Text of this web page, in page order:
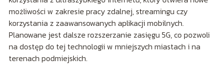
możliwości w zakresie pracy zdalnej, streamingu czy
korzystania z zaawansowanych aplikacji mobilnych.
Planowane jest dalsze rozszerzanie zasięgu 5G, co pozwoli
na dostęp do tej technologii w mniejszych miastach i na
terenach podmiejskich.